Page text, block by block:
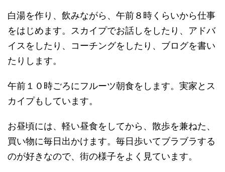
白湯を作り、飲みながら、午前８時くらいから仕事
をはじめます。スカイプでお話しをしたり、アドバ
イスをしたり、コーチングをしたり、ブログを書い
たりします。
午前１０時ごろにフルーツ朝食をします。実家とス
カイプもしています。
お昼頃には、軽い昼食をしてから、散歩を兼ねた、
買い物に毎日出かけます。毎日歩いてブラブラする
のが好きなので、街の様子をよく見ています。